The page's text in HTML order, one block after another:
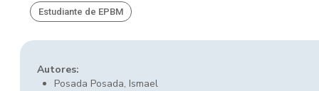
Estudiante de EPBM
Autores:
Posada Posada, Ismael